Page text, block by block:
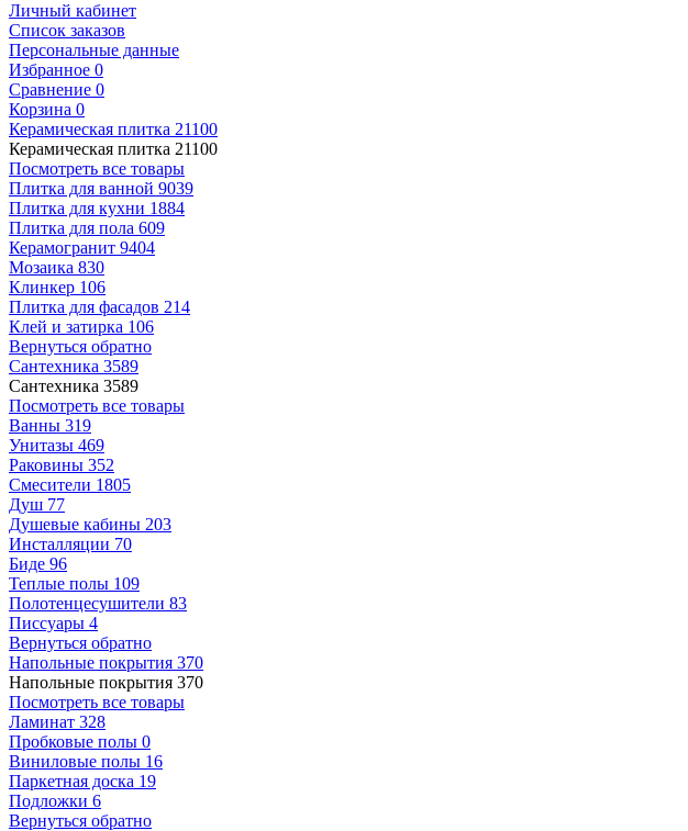
Личный кабинет
Список заказов
Персональные данные
Избранное 0
Сравнение 0
Корзина 0
Керамическая плитка 21100
Керамическая плитка 21100
Посмотреть все товары
Плитка для ванной 9039
Плитка для кухни 1884
Плитка для пола 609
Керамогранит 9404
Мозаика 830
Клинкер 106
Плитка для фасадов 214
Клей и затирка 106
Вернуться обратно
Сантехника 3589
Сантехника 3589
Посмотреть все товары
Ванны 319
Унитазы 469
Раковины 352
Смесители 1805
Душ 77
Душевые кабины 203
Инсталляции 70
Биде 96
Теплые полы 109
Полотенцесушители 83
Писсуары 4
Вернуться обратно
Напольные покрытия 370
Напольные покрытия 370
Посмотреть все товары
Ламинат 328
Пробковые полы 0
Виниловые полы 16
Паркетная доска 19
Подложки 6
Вернуться обратно